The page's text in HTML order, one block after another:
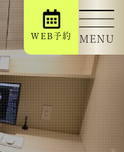
MENU
WEB予約